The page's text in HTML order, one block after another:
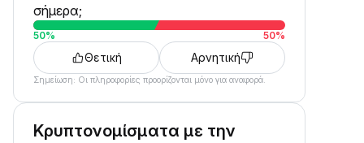
σήμερα;
50% 50%
Θετική Αρνητική
Σημείωση: Οι πληροφορίες προορίζονται μόνο για αναφορά.
Κρυπτονομίσματα με την